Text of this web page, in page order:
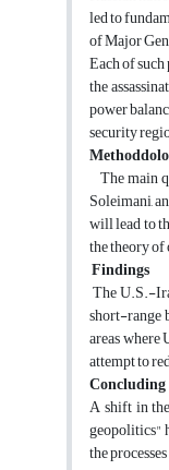
led to
of Major
Each of
the
power
security
The main
Soleimani,
will lead to
the theory
Findings
The U.S.-
short-range
areas
attempt to
Concluding
A shift in
geopolitics"
the